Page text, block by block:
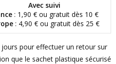
Avec suivi
: 1,90 € ou gratuit dès 10 €
: 4,90 € ou gratuit dès 25 €
jours pour effectuer un retour sur
que le sachet plastique sécurisé